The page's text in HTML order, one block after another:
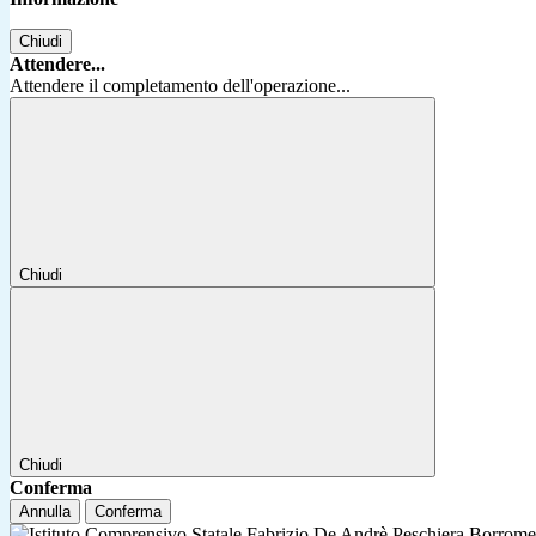
Chiudi
Attendere...
Attendere il completamento dell'operazione...
Chiudi
Chiudi
Conferma
Annulla Conferma